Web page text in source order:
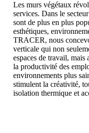
Les murs végétaux
services. Dans le
sont de plus en plus
esthétiques,
TRACER, nous
verticale qui non
espaces de travail, mais
la productivité des
environnements plus
stimulent la créativité,
isolation thermique et